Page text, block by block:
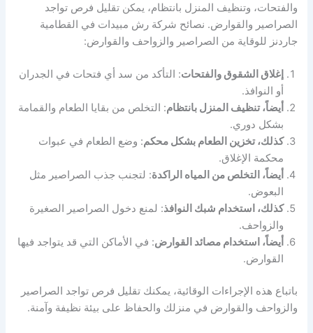
والفتحات، وتنظيف المنزل بانتظام، يمكن تقليل فرص تواجد
الصراصير والقوارض. نصائح شركة رش مبيدات في القطامية
جاردنز للوقاية من الصراصير والزواحف والقوارض:
إغلاق الشقوق والفتحات: التأكد من سد أي فتحات في الجدران
أو النوافذ.
أيضاً، تنظيف المنزل بانتظام: التخلص من بقايا الطعام والقمامة
بشكل دوري.
كذلك، تخزين الطعام بشكل محكم: وضع الطعام في عبوات
محكمة الإغلاق.
أيضاً، التخلص من المياه الراكدة: لتجنب جذب الصراصير مثل
البعوض.
كذلك، استخدام شبك النوافذ: لمنع دخول الصراصير الصغيرة
والزواحف.
أيضاً، استخدام مصائد القوارض: في الأماكن التي قد يتواجد فيها
القوارض.
باتباع هذه الإجراءات الوقائية، يمكنك تقليل فرص تواجد الصراصير
والزواحف والقوارض في منزلك والحفاظ على بيئة نظيفة وآمنة.